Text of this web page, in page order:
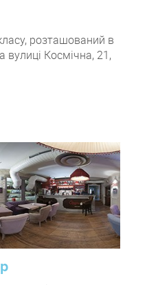
розташований в
Космічна, 21,